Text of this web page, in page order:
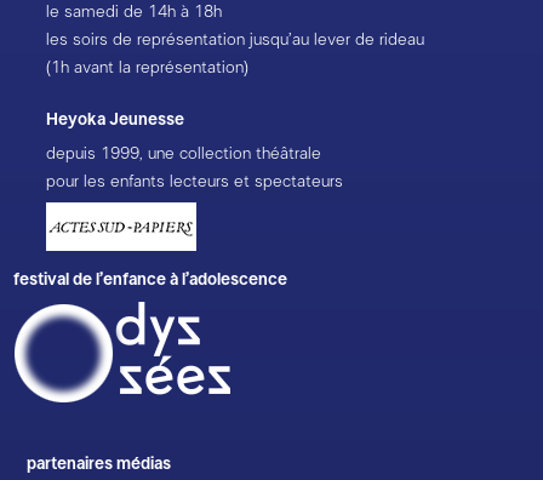
le samedi de 14h à 18h
les soirs de représentation jusqu’au lever de rideau
(1h avant la représentation)
Heyoka Jeunesse
depuis 1999, une collection théâtrale
pour les enfants lecteurs et spectateurs
festival de l’enfance à l’adolescence
partenaires médias